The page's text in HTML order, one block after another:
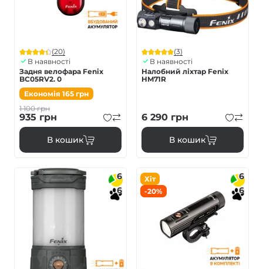
(20)
В наявності
Задня велофара Fenix
BC05RV2. 0
Економія 165 грн
1 100грн
935 грн
В кошик
(3)
В наявності
Налобний ліхтар Fenix
HM71R
6 290 грн
В кошик
6
6
Хіт
-20%
6
6